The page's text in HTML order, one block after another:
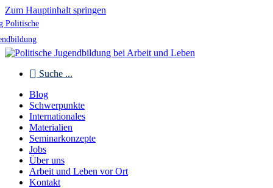
Zum Hauptinhalt springen
Politische
Suche ...
Blog
Schwerpunkte
Internationales
Materialien
Seminarkonzepte
Jobs
Über uns
Arbeit und Leben vor Ort
Kontakt